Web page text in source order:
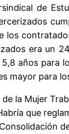
de
los
era un
años para
mayor para
la Mujer
que